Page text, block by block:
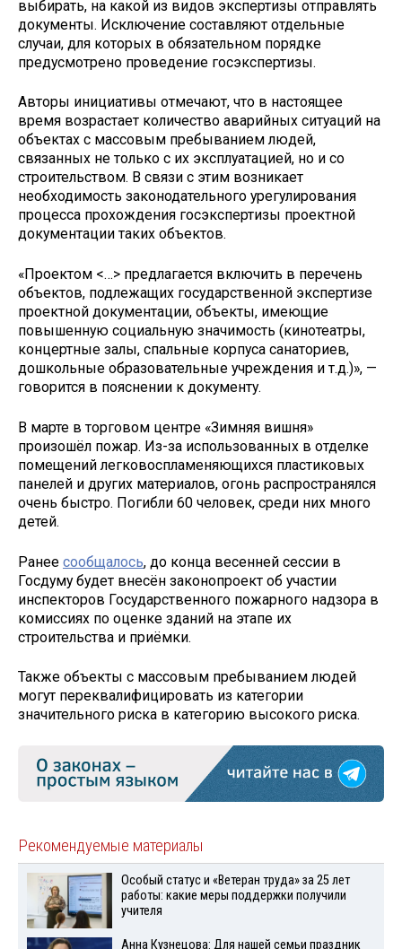
выбирать, на какой из видов экспертизы отправлять
документы. Исключение составляют отдельные
случаи, для которых в обязательном порядке
предусмотрено проведение госэкспертизы.
Авторы инициативы отмечают, что в настоящее
время возрастает количество аварийных ситуаций на
объектах с массовым пребыванием людей,
связанных не только с их эксплуатацией, но и со
строительством. В связи с этим возникает
необходимость законодательного урегулирования
процесса прохождения госэкспертизы проектной
документации таких объектов.
«Проектом <…> предлагается включить в перечень
объектов, подлежащих государственной экспертизе
проектной документации, объекты, имеющие
повышенную социальную значимость (кинотеатры,
концертные залы, спальные корпуса санаториев,
дошкольные образовательные учреждения и т.д.)», —
говорится в пояснении к документу.
В марте в торговом центре «Зимняя вишня»
произошёл пожар. Из-за использованных в отделке
помещений легковоспламеняющихся пластиковых
панелей и других материалов, огонь распространялся
очень быстро. Погибли 60 человек, среди них много
детей.
Ранее сообщалось, до конца весенней сессии в
Госдуму будет внесён законопроект об участии
инспекторов Государственного пожарного надзора в
комиссиях по оценке зданий на этапе их
строительства и приёмки.
Также объекты с массовым пребыванием людей
могут переквалифицировать из категории
значительного риска в категорию высокого риска.
Рекомендуемые материалы
Особый статус и «Ветеран труда» за 25 лет
работы: какие меры поддержки получили
учителя
Анна Кузнецова: Для нашей семьи праздник